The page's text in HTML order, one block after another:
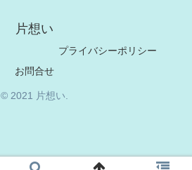
片想い
プライバシーポリシー
お問合せ
© 2021 片想い.